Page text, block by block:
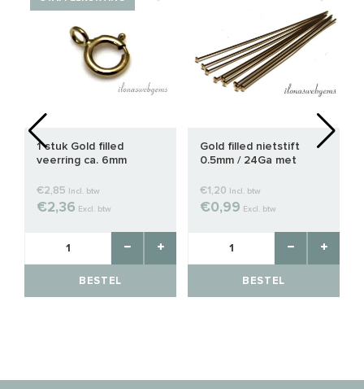
1 stuk Gold filled
veerring ca. 6mm
€2,85 Incl. btw
€2,36 Excl. btw
BESTEL
Gold filled nietstift
0.5mm / 24Ga met
€1,20 Incl. btw
€0,99 Excl. btw
BESTEL